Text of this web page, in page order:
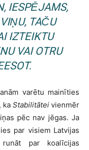
IESPĒJAMS,
TAČU
IZTEIKTU
VAI OTRU
varētu mainīties
ka Stabilitātei vienmēr
pēc nav jēgas. Ja
par visiem Latvijas
par koalīcijas